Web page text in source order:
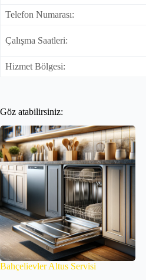
Telefon Numarası:
Çalışma Saatleri:
Hizmet Bölgesi:
Göz atabilirsiniz:
Bahçelievler Altus Servisi